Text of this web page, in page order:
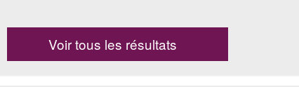
Voir tous les résultats